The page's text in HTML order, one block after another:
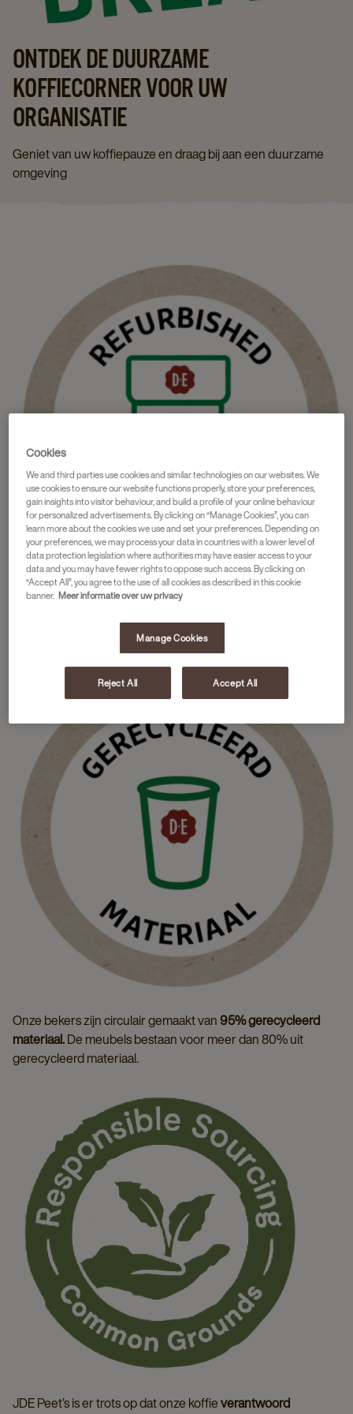
ONTDEK DE DUURZAME
KOFFIECORNER VOOR UW
ORGANISATIE
Geniet van uw koffiepauze en draag bij aan een duurzame
omgeving
Refurbished machineszorgen voor minder afval en
verbruik van grondstoffen.
Onze bekers zijn circulair gemaakt van95% gerecycleerd
materiaal.De meubels bestaan voor meer dan 80% uit
gerecycleerd materiaal.
JDE Peet’s is er trots op dat onze koffieverantwoord
Cookies
We and third parties use cookies and similar technologies on our websites. We
use cookies to ensure our website functions properly, store your preferences,
gain insights into visitor behaviour, and build a profile of your online behaviour
for personalized advertisements. By clicking on “Manage Cookies”, you can
learn more about the cookies we use and set your preferences. Depending on
your preferences, we may process your data in countries with a lower level of
data protection legislation where authorities may have easier access to your
data and you may have fewer rights to oppose such access. By clicking on
“Accept All”, you agree to the use of all cookies as described in this cookie
banner. Meer informatie over uw privacy
Manage Cookies
Reject All Accept All